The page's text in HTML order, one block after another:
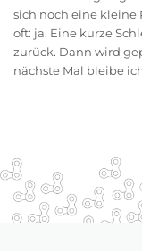
sich noch eine kleine
oft: ja. Eine kurze
zurück. Dann wird
nächste Mal bleibe